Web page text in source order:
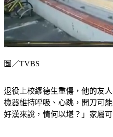
圖／TVBS
退役上校繆德生重傷，他的友
機器維持呼吸、心跳，開刀可
好漢來說，情何以堪？」家屬